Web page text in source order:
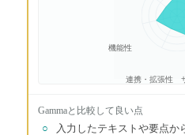
連携・拡張性
機能性
Gammaと比較して良い点
○
入力したテキストや要点